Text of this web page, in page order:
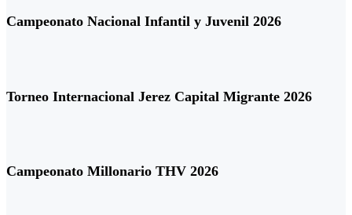
Campeonato Nacional Infantil y Juvenil 2026
Torneo Internacional Jerez Capital Migrante 2026
Campeonato Millonario THV 2026